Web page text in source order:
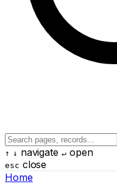
↑ ↓ navigate ↵open
esc close
Home